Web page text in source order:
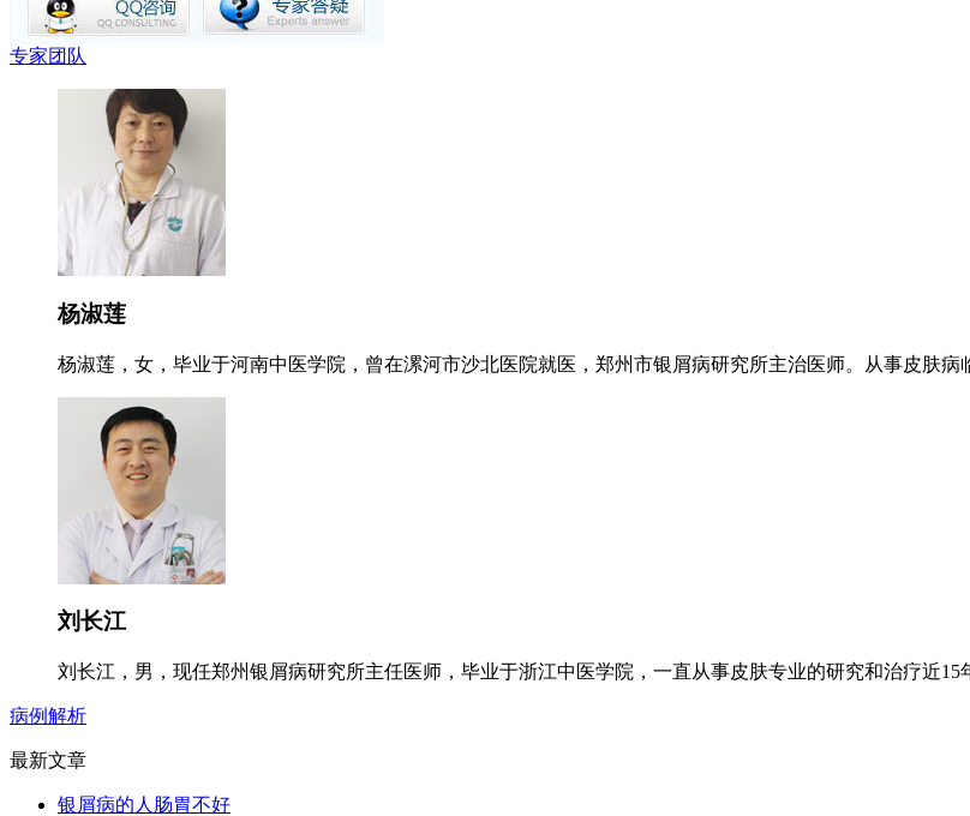
专家团队
杨淑莲
杨淑莲，女，毕业于河南中医学院，曾在漯河市沙北医院就医，郑州市银屑病研究所主治医师。从事皮肤病
刘长江
刘长江，男，现任郑州银屑病研究所主任医师，毕业于浙江中医学院，一直从事皮肤专业的研究和治疗近15
病例解析
最新文章
银屑病的人肠胃不好